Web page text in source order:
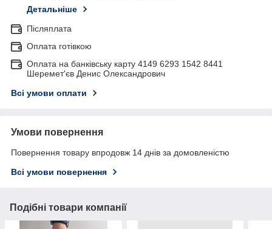
Детальніше
Післяплата
Оплата готівкою
Оплата на банківську карту 4149 6293 1542 8441
Шеремет'єв Денис Олександрович
Всі умови оплати
Умови повернення
Повернення товару впродовж 14 днів за домовленістю
Всі умови повернення
Подібні товари компанії